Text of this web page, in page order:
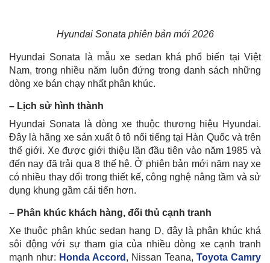
Hyundai Sonata phiên bản mới 2026
Hyundai Sonata là mẫu xe sedan khá phổ biến tại Việt
Nam, trong nhiều năm luôn đứng trong danh sách những
dòng xe bán chạy nhất phân khúc.
– Lịch sử hình thành
Hyundai Sonata là dòng xe thuộc thương hiệu Hyundai.
Đây là hãng xe sản xuất ô tô nổi tiếng tại Hàn Quốc và trên
thế giới. Xe được giới thiệu lần đầu tiên vào năm 1985 và
đến nay đã trải qua 8 thế hệ. Ở phiên bản mới năm nay xe
có nhiều thay đổi trong thiết kế, công nghệ nâng tầm và sử
dụng khung gầm cải tiến hơn.
– Phân khúc khách hàng, đối thủ cạnh tranh
Xe thuộc phân khúc sedan hạng D, đây là phân khúc khá
sôi động với sự tham gia của nhiều dòng xe cạnh tranh
mạnh như: Honda Accord , Nissan Teana, Toyota Camry